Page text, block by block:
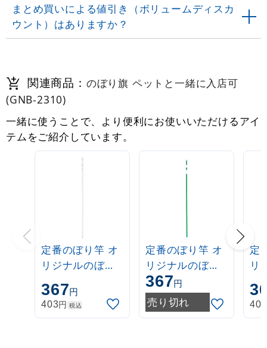
まとめ買いによる値引き（ボリュームディスカ
ウント）はありますか？
関連商品： のぼり旗 ペットと一緒に入店可
(GNB-2310)
一緒に使うことで、より便利にお使いいただけるアイ
テムをご紹介しています。
定番のぼり竿 オ
リジナルのぼり
ポール 1.6～3m
伸縮式 白
(30537***)
367円
403円 税込
定番のぼり竿 オ
リジナルのぼり
ポール 1.6～3m
伸縮式 緑
(30537GRN)
367円
売り切れ
定
リ
ポ
伸
403